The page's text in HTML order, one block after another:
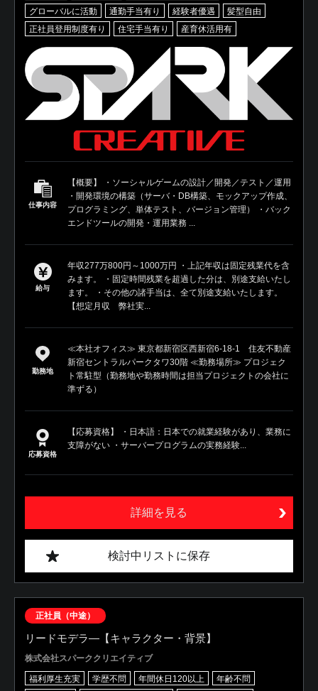
グローバルに活動
通勤手当有り 経験者優遇
髪型自由
正社員登用制度有り
住宅手当有り 産育休活用有
仕事内容
【概要】 ・ソーシャルゲームの設計／開発／テスト／運用
・開発環境の構築（サーバ・DB構築、モックアップ作成、
プログラミング、単体テスト、バージョン管理） ・バック
エンドツールの開発・運用業務 ...
給与
年収277万800円～1000万円 ・上記年収は固定残業代を含
みます。 ・固定時間残業を超過した分は、別途支給いたし
ます。 ・その他の諸手当は、全て別途支給いたします。
【想定月収 弊社実...
勤務地
≪本社オフィス≫ 東京都新宿区西新宿6-18-1 住友不動産
新宿セントラルパークタワ30階 ≪勤務場所≫ プロジェク
ト常駐型（勤務地や勤務時間は担当プロジェクトの会社に
準ずる）
応募資格
【応募資格】 ・日本語：日本での就業経験があり、業務に
支障がない ・サーバープログラムの実務経験...
詳細を見る
検討中リストに保存
正社員（中途）
リードモデラ―【キャラクター・背景】
株式会社スパーククリエイティブ
福利厚生充実 学歴不問 年間休日120以上
年齢不問